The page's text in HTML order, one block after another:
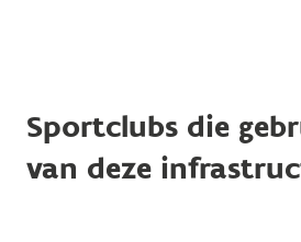
Sportclubs die
van deze